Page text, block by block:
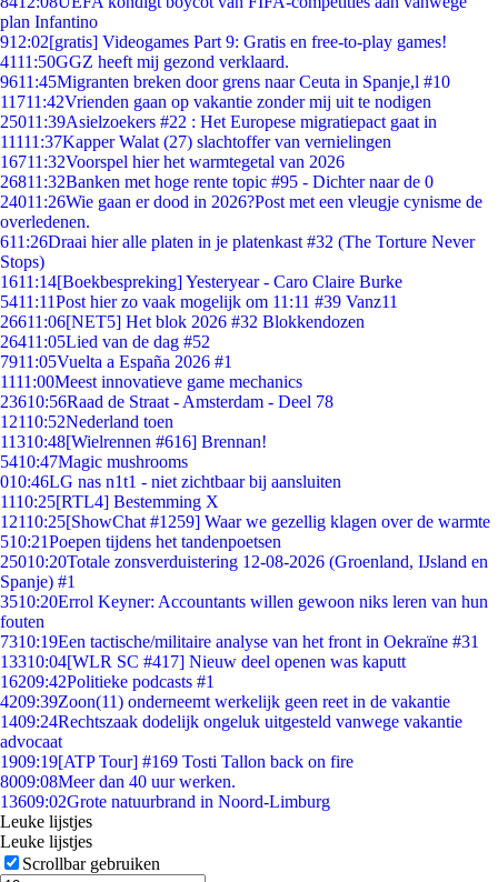
plan Infantino
912:02[gratis] Videogames Part 9: Gratis en free-to-play games!
4111:50GGZ heeft mij gezond verklaard.
9611:45Migranten breken door grens naar Ceuta in Spanje,l #10
11711:42Vrienden gaan op vakantie zonder mij uit te nodigen
25011:39Asielzoekers #22 : Het Europese migratiepact gaat in
11111:37Kapper Walat (27) slachtoffer van vernielingen
16711:32Voorspel hier het warmtegetal van 2026
26811:32Banken met hoge rente topic #95 - Dichter naar de 0
24011:26Wie gaan er dood in 2026?Post met een vleugje cynisme de
overledenen.
611:26Draai hier alle platen in je platenkast #32 (The Torture Never
Stops)
1611:14[Boekbespreking] Yesteryear - Caro Claire Burke
5411:11Post hier zo vaak mogelijk om 11:11 #39 Vanz11
26611:06[NET5] Het blok 2026 #32 Blokkendozen
26411:05Lied van de dag #52
7911:05Vuelta a España 2026 #1
1111:00Meest innovatieve game mechanics
23610:56Raad de Straat - Amsterdam - Deel 78
12110:52Nederland toen
11310:48[Wielrennen #616] Brennan!
5410:47Magic mushrooms
010:46LG nas n1t1 - niet zichtbaar bij aansluiten
1110:25[RTL4] Bestemming X
12110:25[ShowChat #1259] Waar we gezellig klagen over de warmte
510:21Poepen tijdens het tandenpoetsen
25010:20Totale zonsverduistering 12-08-2026 (Groenland, IJsland en
Spanje) #1
3510:20Errol Keyner: Accountants willen gewoon niks leren van hun
fouten
7310:19Een tactische/militaire analyse van het front in Oekraïne #31
13310:04[WLR SC #417] Nieuw deel openen was kaputt
16209:42Politieke podcasts #1
4209:39Zoon(11) onderneemt werkelijk geen reet in de vakantie
1409:24Rechtszaak dodelijk ongeluk uitgesteld vanwege vakantie
advocaat
1909:19[ATP Tour] #169 Tosti Tallon back on fire
8009:08Meer dan 40 uur werken.
13609:02Grote natuurbrand in Noord-Limburg
Leuke lijstjes
Leuke lijstjes
Scrollbar gebruiken